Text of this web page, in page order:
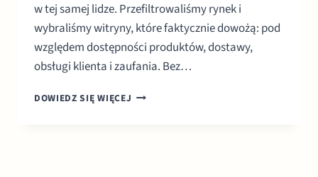
w tej samej lidze. Przefiltrowaliśmy rynek i
wybraliśmy witryny, które faktycznie dowożą: pod
względem dostępności produktów, dostawy,
obsługi klienta i zaufania. Bez…
DOWIEDZ SIĘ WIĘCEJ